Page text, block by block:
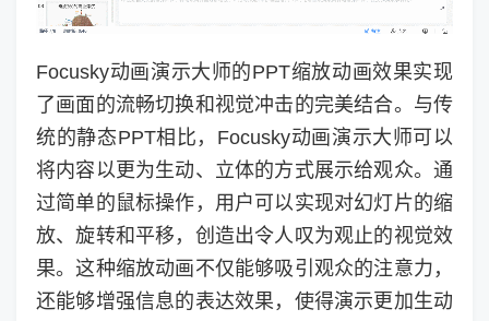
Focusky动画演示大师的PPT缩放动画效果实现
了画面的流畅切换和视觉冲击的完美结合。与传
统的静态PPT相比，Focusky动画演示大师可以
将内容以更为生动、立体的方式展示给观众。通
过简单的鼠标操作，用户可以实现对幻灯片的缩
放、旋转和平移，创造出令人叹为观止的视觉效
果。这种缩放动画不仅能够吸引观众的注意力，
还能够增强信息的表达效果，使得演示更加生动